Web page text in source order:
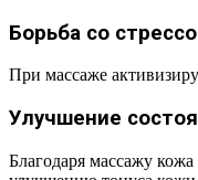
Борьба со
При массаже
Улучшение
Благодаря массажу